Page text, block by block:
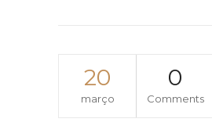
20
março
0
Comments